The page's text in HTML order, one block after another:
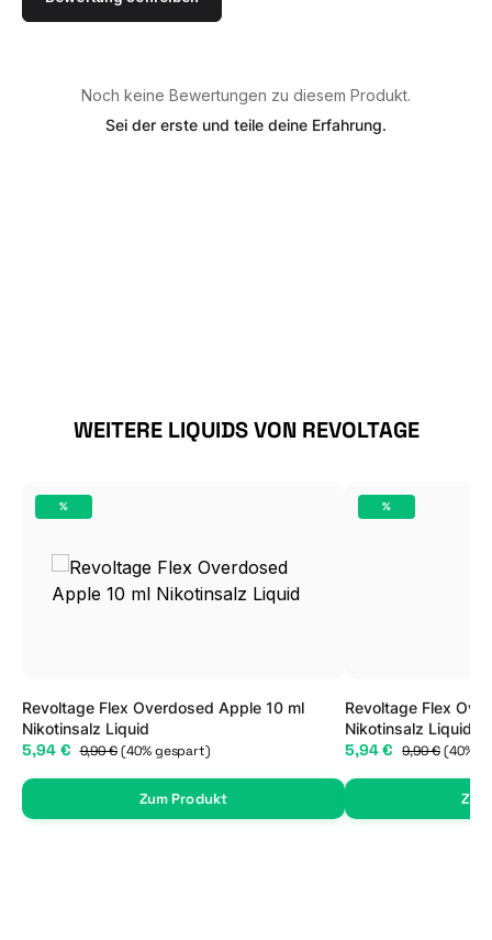
Noch keine Bewertungen zu diesem Produkt.
Sei der erste und teile deine Erfahrung.
Produktgalerie überspringen
WEITERE LIQUIDS VON REVOLTAGE
RABATT
%
Revoltage Flex Overdosed Apple 10 ml
Nikotinsalz Liquid
5,94 € 9,90 €(40% gespart)
Zum Produkt
RABATT
%
Revoltage Flex
Nikotinsalz Liquid
5,94 € 9,90 €(40%